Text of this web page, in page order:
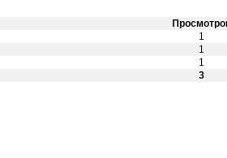
1
1
1
3